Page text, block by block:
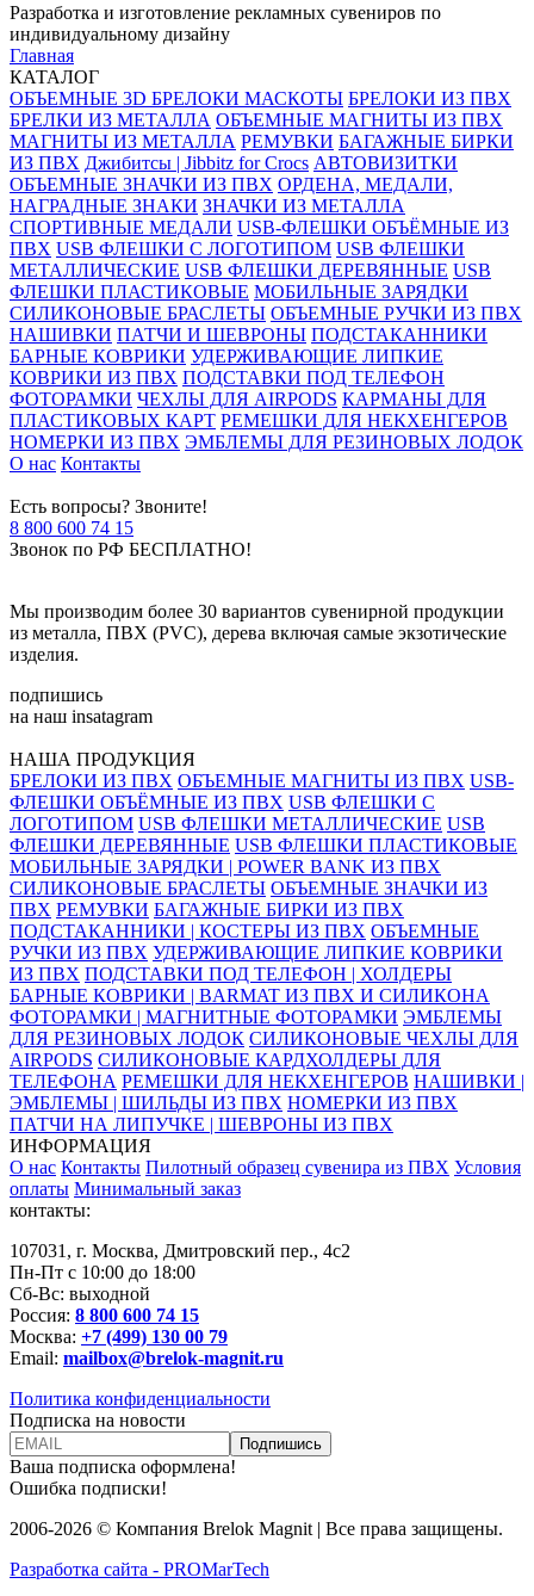
Разработка и изготовление рекламных сувениров по
индивидуальному дизайну
Главная
КАТАЛОГ
ОБЪЕМНЫЕ 3D БРЕЛОКИ МАСКОТЫ БРЕЛОКИ ИЗ ПВХ
БРЕЛКИ ИЗ МЕТАЛЛА ОБЪЕМНЫЕ МАГНИТЫ ИЗ ПВХ
МАГНИТЫ ИЗ МЕТАЛЛА РЕМУВКИ БАГАЖНЫЕ БИРКИ
ИЗ ПВХ Джибитсы | Jibbitz for Crocs АВТОВИЗИТКИ
ОБЪЕМНЫЕ ЗНАЧКИ ИЗ ПВХ ОРДЕНА, МЕДАЛИ,
НАГРАДНЫЕ ЗНАКИ ЗНАЧКИ ИЗ МЕТАЛЛА
СПОРТИВНЫЕ МЕДАЛИ USB-ФЛЕШКИ ОБЪЁМНЫЕ ИЗ
ПВХ USB ФЛЕШКИ С ЛОГОТИПОМ USB ФЛЕШКИ
МЕТАЛЛИЧЕСКИЕ USB ФЛЕШКИ ДЕРЕВЯННЫЕ USB
ФЛЕШКИ ПЛАСТИКОВЫЕ МОБИЛЬНЫЕ ЗАРЯДКИ
СИЛИКОНОВЫЕ БРАСЛЕТЫ ОБЪЕМНЫЕ РУЧКИ ИЗ ПВХ
НАШИВКИ ПАТЧИ И ШЕВРОНЫ ПОДСТАКАННИКИ
БАРНЫЕ КОВРИКИ УДЕРЖИВАЮЩИЕ ЛИПКИЕ
КОВРИКИ ИЗ ПВХ ПОДСТАВКИ ПОД ТЕЛЕФОН
ФОТОРАМКИ ЧЕХЛЫ ДЛЯ AIRPODS КАРМАНЫ ДЛЯ
ПЛАСТИКОВЫХ КАРТ РЕМЕШКИ ДЛЯ НЕКХЕНГЕРОВ
НОМЕРКИ ИЗ ПВХ ЭМБЛЕМЫ ДЛЯ РЕЗИНОВЫХ ЛОДОК
О нас Контакты
Есть вопросы? Звоните!
8 800 600 74 15
Звонок по РФ БЕСПЛАТНО!
Мы производим более 30 вариантов сувенирной продукции
из металла, ПВХ (PVC), дерева включая самые экзотические
изделия.
подпишись
на наш insatagram
НАША ПРОДУКЦИЯ
БРЕЛОКИ ИЗ ПВХ ОБЪЕМНЫЕ МАГНИТЫ ИЗ ПВХ USB-
ФЛЕШКИ ОБЪЁМНЫЕ ИЗ ПВХ USB ФЛЕШКИ С
ЛОГОТИПОМ USB ФЛЕШКИ МЕТАЛЛИЧЕСКИЕ USB
ФЛЕШКИ ДЕРЕВЯННЫЕ USB ФЛЕШКИ ПЛАСТИКОВЫЕ
МОБИЛЬНЫЕ ЗАРЯДКИ | POWER BANK ИЗ ПВХ
СИЛИКОНОВЫЕ БРАСЛЕТЫ ОБЪЕМНЫЕ ЗНАЧКИ ИЗ
ПВХ РЕМУВКИ БАГАЖНЫЕ БИРКИ ИЗ ПВХ
ПОДСТАКАННИКИ | КОСТЕРЫ ИЗ ПВХ ОБЪЕМНЫЕ
РУЧКИ ИЗ ПВХ УДЕРЖИВАЮЩИЕ ЛИПКИЕ КОВРИКИ
ИЗ ПВХ ПОДСТАВКИ ПОД ТЕЛЕФОН | ХОЛДЕРЫ
БАРНЫЕ КОВРИКИ | BARMAT ИЗ ПВХ И СИЛИКОНА
ФОТОРАМКИ | МАГНИТНЫЕ ФОТОРАМКИ ЭМБЛЕМЫ
ДЛЯ РЕЗИНОВЫХ ЛОДОК СИЛИКОНОВЫЕ ЧЕХЛЫ ДЛЯ
AIRPODS СИЛИКОНОВЫЕ КАРДХОЛДЕРЫ ДЛЯ
ТЕЛЕФОНА РЕМЕШКИ ДЛЯ НЕКХЕНГЕРОВ НАШИВКИ |
ЭМБЛЕМЫ | ШИЛЬДЫ ИЗ ПВХ НОМЕРКИ ИЗ ПВХ
ПАТЧИ НА ЛИПУЧКЕ | ШЕВРОНЫ ИЗ ПВХ
ИНФОРМАЦИЯ
О нас Контакты Пилотный образец сувенира из ПВХ Условия
оплаты Минимальный заказ
контакты:
107031, г. Москва, Дмитровский пер., 4с2
Пн-Пт с 10:00 до 18:00
Сб-Вс: выходной
Россия: 8 800 600 74 15
Москва: +7 (499) 130 00 79
Email: mailbox@brelok-magnit.ru
Политика конфиденциальности
Подписка на новости
Ваша подписка оформлена!
Ошибка подписки!
2006-2026 © Компания Brelok Magnit | Все права защищены.
Разработка сайта - PROMarTech